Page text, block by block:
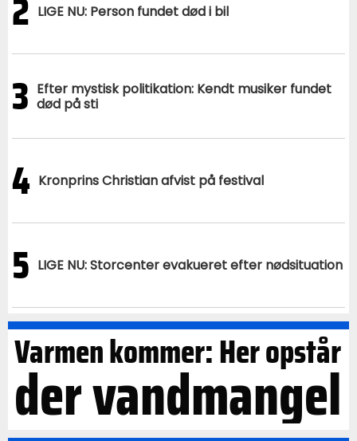
LIGE NU: Person fundet død i bil
3 Efter mystisk politikation: Kendt musiker fundet
død på sti
4 Kronprins Christian afvist på festival
5 LIGE NU: Storcenter evakueret efter nødsituation
Varmen kommer: Her opstår
der vandmangel